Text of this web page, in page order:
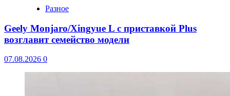
Разное
Geely Monjaro/Xingyue L с приставкой Plus
возглавит семейство модели
07.08.2026 0